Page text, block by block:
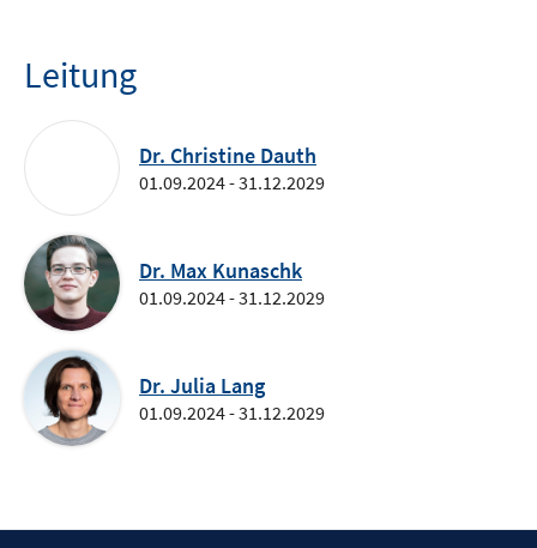
Leitung
Dr. Christine Dauth
01.09.2024 - 31.12.2029
Dr. Max Kunaschk
01.09.2024 - 31.12.2029
Dr. Julia Lang
01.09.2024 - 31.12.2029